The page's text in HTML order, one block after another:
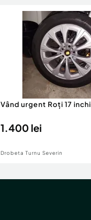
Vând urgent Roți 17 inchi
1.400 lei
Drobeta Turnu Severin